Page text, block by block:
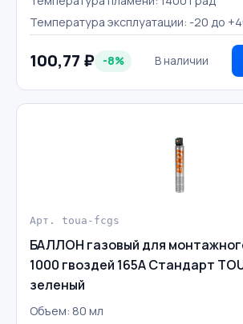
Температура эксплуатации: -20 до
100,77 ₽ -8% В наличии
Арт. toua-fcgs
БАЛЛОН газовый для
1000 гвоздей 165А Стандарт
зеленый
Объем: 80 мл